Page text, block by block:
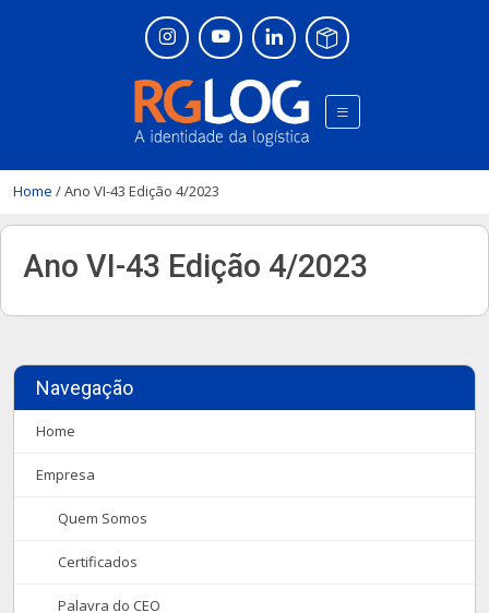
Home /Ano VI-43 Edição 4/2023
Ano VI-43 Edição 4/2023
Navegação
Home
Empresa
Quem Somos
Certificados
Palavra do CEO